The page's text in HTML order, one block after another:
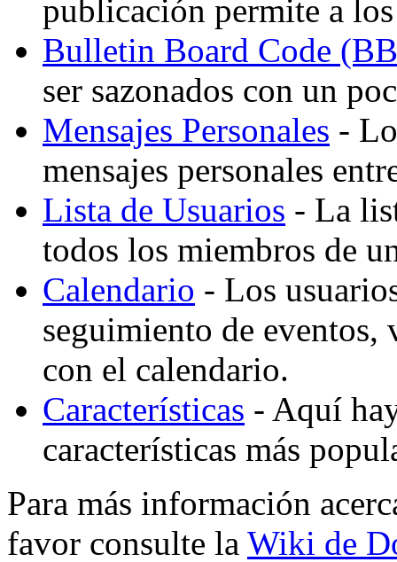
publicación permite a
Bulletin Board Code
ser sazonados con un
Mensajes Personales -
mensajes personales
Lista de Usuarios - La
todos los miembros de
Calendario - Los
seguimiento de eventos,
con el calendario.
Características - Aquí
características más
Para más información
favor consulte la Wiki de